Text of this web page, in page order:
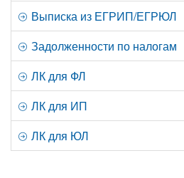
Выписка из ЕГРИП/ЕГРЮЛ
Задолженности по налогам
ЛК для ФЛ
ЛК для ИП
ЛК для ЮЛ